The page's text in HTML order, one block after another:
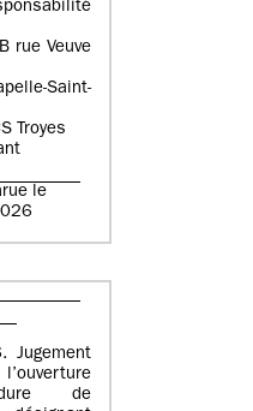
rue Veuve
Saint-
Troyes
le
Jugement
de